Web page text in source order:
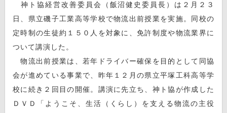
神ト協経営改善委員会（飯沼健史委員長）は２月２３
日、県立磯子工業高等学校で物流出前授業を実施。同校の
定時制の生徒約１５０人を対象に、免許制度や物流業界に
ついて講演した。
物流出前授業は、若年ドライバー確保を目的として同協
会が進めている事業で、昨年１２月の県立平塚工科高等学
校に続き２回目の開催。講演に先立ち、神ト協が作成した
ＤＶＤ「ようこそ、生活（くらし）を支える物流の主役